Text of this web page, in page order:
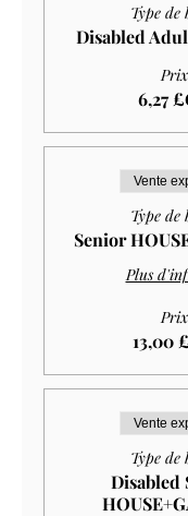
Type de
Disabled
Prix
6,27
Vente
Type de
Senior
Plus
Prix
13,00
Vente
Type de
Disabled